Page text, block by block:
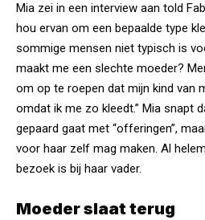
Mia zei in een interview aan told
hou ervan om een bepaalde type
sommige mensen niet typisch is
maakt me een slechte moeder?
om op te roepen dat mijn kind van
omdat ik me zo kleedt.” Mia snapt
gepaard gaat met “offeringen”,
voor haar zelf mag maken. Al
bezoek is bij haar vader.
Moeder slaat terug